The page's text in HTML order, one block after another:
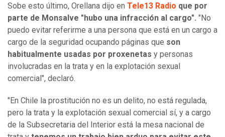
Sobe esto último, Orellana dijo en Tele13 Radio que por
parte de Monsalve "hubo una infracción al cargo". "No
puedo evitar referirme a una persona que está en un cargo a
cargo de la seguridad ocupando páginas que son
habitualmente usadas por proxenetas y personas
involucradas en la trata y en la explotación sexual
comercial", declaró.
"En Chile la prostitución no es un delito, no está regulada,
pero la trata y la explotación sexual comercial sí, y a cargo
de la Subsecretaria del Interior está la mesa nacional de